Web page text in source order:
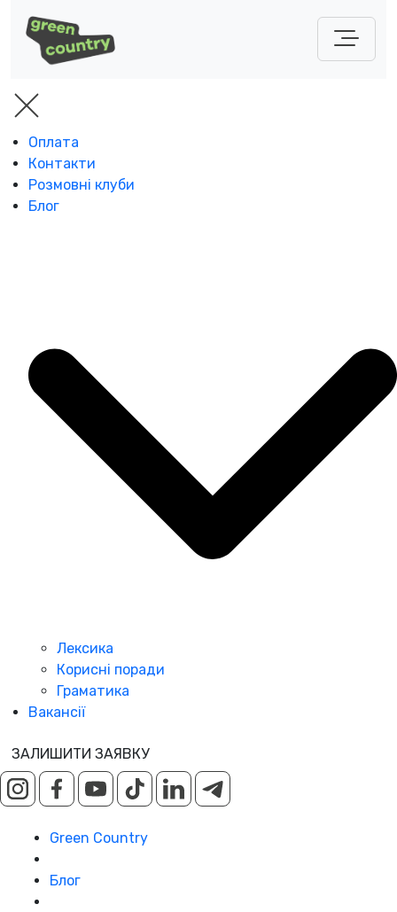
Оплата
Контакти
Розмовні клуби
Блог
Лексика
Корисні поради
Граматика
Вакансії
ЗАЛИШИТИ ЗАЯВКУ
Green Country
Блог